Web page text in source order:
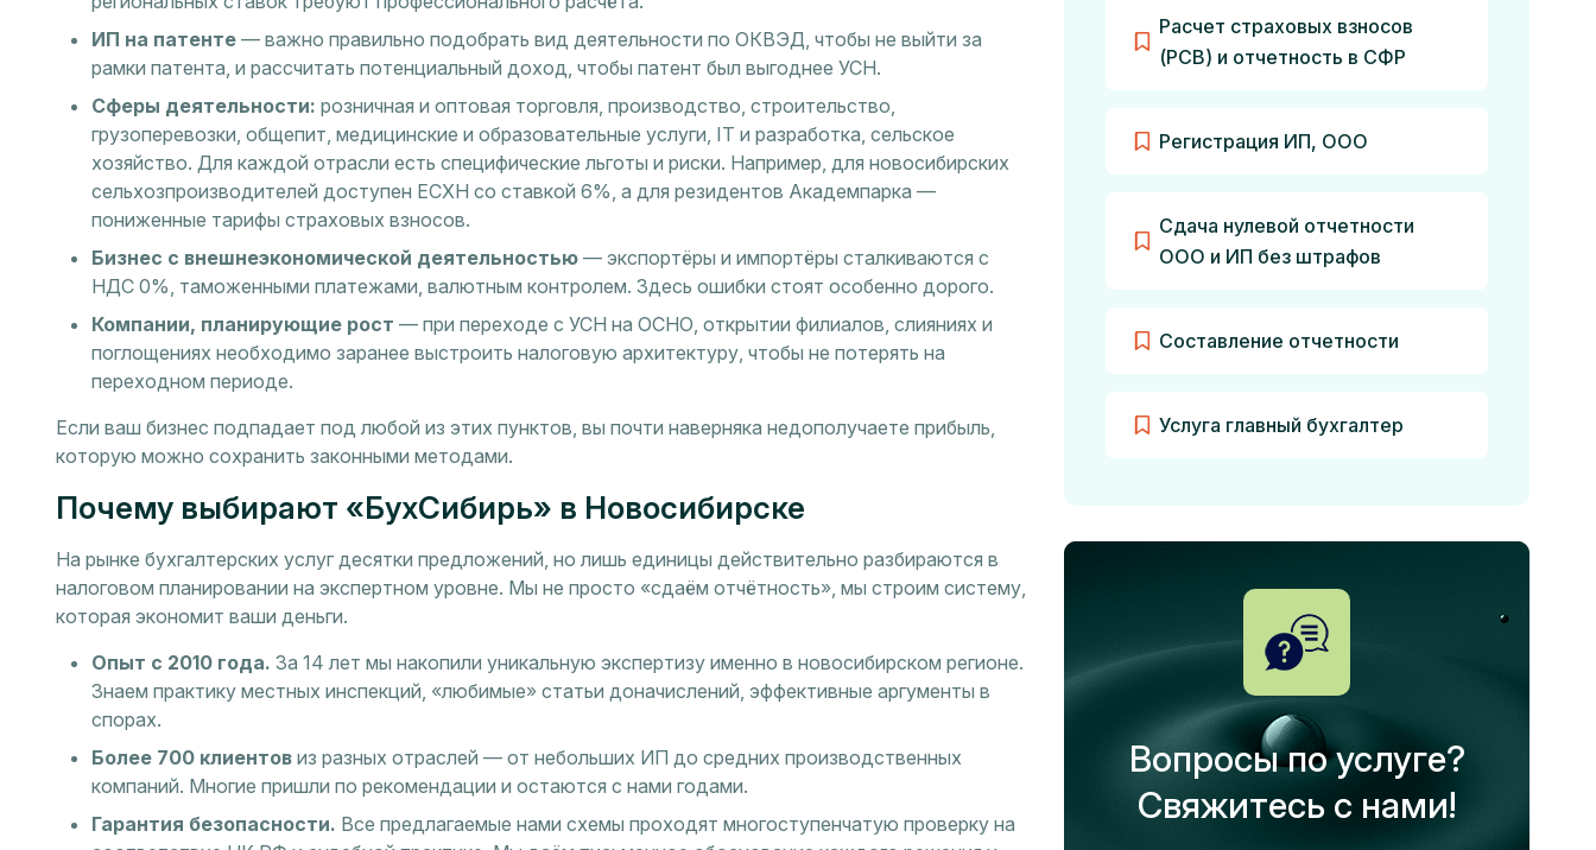
ИП на патенте — важно правильно подобрать вид деятельности по ОКВЭД, чтобы не выйти за
рамки патента, и рассчитать потенциальный доход, чтобы патент был выгоднее УСН.
Сферы деятельности: розничная и оптовая торговля, производство, строительство,
грузоперевозки, общепит, медицинские и образовательные услуги, IT и разработка, сельское
хозяйство. Для каждой отрасли есть специфические льготы и риски. Например, для новосибирских
сельхозпроизводителей доступен ЕСХН со ставкой 6%, а для резидентов Академпарка —
пониженные тарифы страховых взносов.
Бизнес с внешнеэкономической деятельностью — экспортёры и импортёры сталкиваются с
НДС 0%, таможенными платежами, валютным контролем. Здесь ошибки стоят особенно дорого.
Компании, планирующие рост — при переходе с УСН на ОСНО, открытии филиалов, слияниях и
поглощениях необходимо заранее выстроить налоговую архитектуру, чтобы не потерять на
переходном периоде.
Если ваш бизнес подпадает под любой из этих пунктов, вы почти наверняка недополучаете прибыль,
которую можно сохранить законными методами.
Почему выбирают «БухСибирь» в Новосибирске
На рынке бухгалтерских услуг десятки предложений, но лишь единицы действительно разбираются в
налоговом планировании на экспертном уровне. Мы не просто «сдаём отчётность», мы строим систему,
которая экономит ваши деньги.
Опыт с 2010 года. За 14 лет мы накопили уникальную экспертизу именно в новосибирском регионе.
Знаем практику местных инспекций, «любимые» статьи доначислений, эффективные аргументы в
спорах.
Более 700 клиентов из разных отраслей — от небольших ИП до средних производственных
компаний. Многие пришли по рекомендации и остаются с нами годами.
Гарантия безопасности. Все предлагаемые нами схемы проходят многоступенчатую проверку на
Расчет страховых взносов
(РСВ) и отчетность в СФР
Регистрация ИП, ООО
Сдача нулевой отчетности
ООО и ИП без штрафов
Составление отчетности
Услуга главный бухгалтер
Вопросы по услуге?
Свяжитесь с нами!